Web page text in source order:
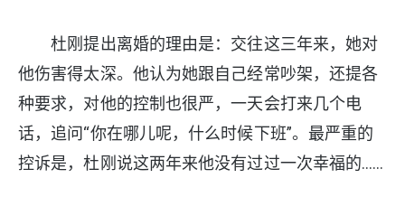
杜刚提出离婚的理由是：交往这三年来，她对
他伤害得太深。他认为她跟自己经常吵架，还提各
种要求，对他的控制也很严，一天会打来几个电
话，追问“你在哪儿呢，什么时候下班”。最严重的
控诉是，杜刚说这两年来他没有过过一次幸福的……